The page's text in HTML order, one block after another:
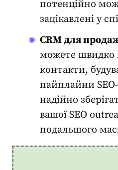
потенційно
зацікавлені у
CRM для
можете швидко
контакти,
пайплайни
надійно
вашої SEO
подальшого